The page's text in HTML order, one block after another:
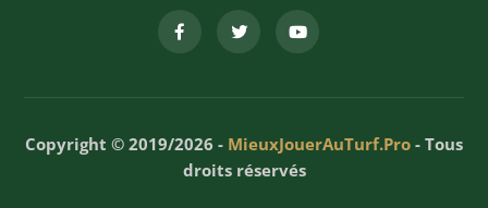
Copyright © 2019/2026 - MieuxJouerAuTurf.Pro - Tous
droits réservés